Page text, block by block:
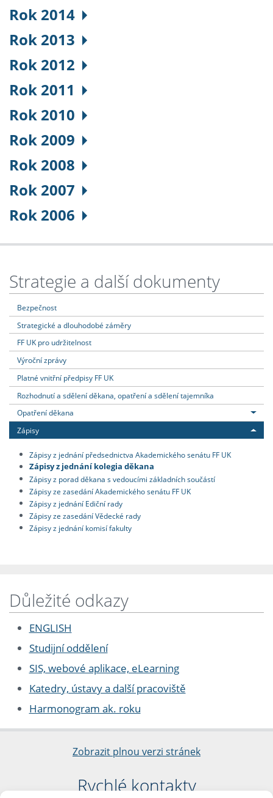
Rok 2014
Rok 2013
Rok 2012
Rok 2011
Rok 2010
Rok 2009
Rok 2008
Rok 2007
Rok 2006
Strategie a další dokumenty
Bezpečnost
Strategické a dlouhodobé záměry
FF UK pro udržitelnost
Výroční zprávy
Platné vnitřní předpisy FF UK
Rozhodnutí a sdělení děkana, opatření a sdělení tajemníka
Opatření děkana
Zápisy
Zápisy z jednání předsednictva Akademického senátu FF UK
Zápisy z jednání kolegia děkana
Zápisy z porad děkana s vedoucími základních součástí
Zápisy ze zasedání Akademického senátu FF UK
Zápisy z jednání Ediční rady
Zápisy ze zasedání Vědecké rady
Zápisy z jednání komisí fakulty
Důležité odkazy
ENGLISH
Studijní oddělení
SIS, webové aplikace, eLearning
Katedry, ústavy a další pracoviště
Harmonogram ak. roku
Zobrazit plnou verzi stránek
Rychlé kontakty